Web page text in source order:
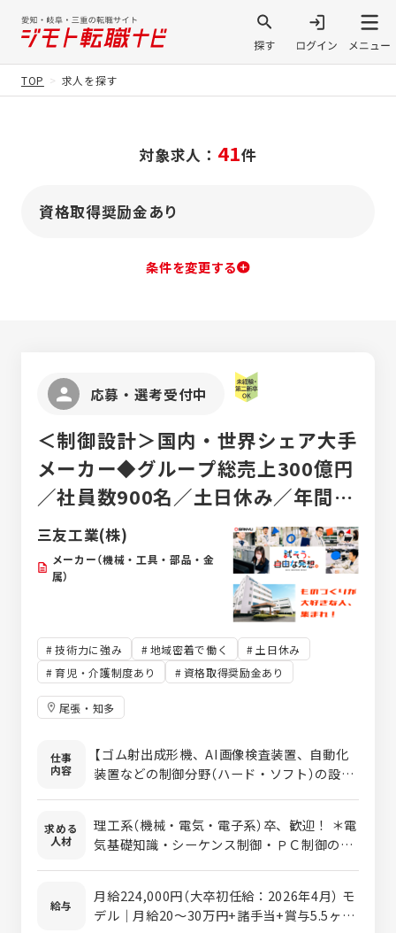
TOP 求人を探す
対象求人： 41件
資格取得奨励金あり
条件を変更する
応募・選考受付中
＜制御設計＞国内・世界シェア大手
メーカー◆グループ総売上300億円
／社員数900名／土日休み／年間休
日120日！
三友工業(株)
メーカー（機械・工具・部品・金
属）
技術力に強み 地域密着で働く
土日休み
育児・介護制度あり
資格取得奨励金あり
尾張・知多
仕事
内容
【ゴム射出成形機、AI画像検査装置、自動化
装置などの制御分野（ハード・ソフト）の設計
設備を動作・デザインさせるというもので
す。 設備の頭脳である制御盤の設計から、動
作のプログラム開発までを手がけます。 制御
設計の工夫ひとつで設備の能力が向上し、自
動化には不可欠な存在。 制御設計と言って
求める
人材
理工系（機械・電気・電子系）卒、歓迎！ ＊電
気基礎知識・シーケンス制御・ＰＣ制御の経
に飽きが来ることもなく、日々スキルアップ
できる環境です。
給与
月給224,000円（大卒初任給：2026年4月） モ
デル｜月給20～30万円+諸手当+賞与5.5ヶ月